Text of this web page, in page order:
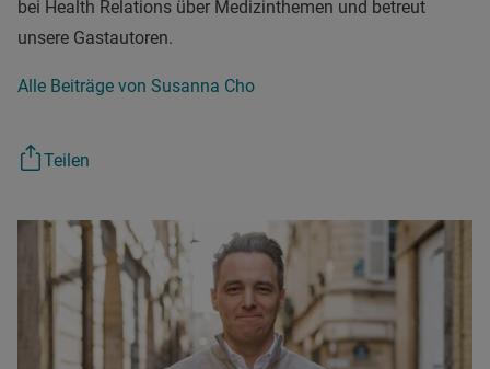
bei Health Relations über Medizinthemen und betreut
unsere Gastautoren.
Alle Beiträge von Susanna Cho
Teilen